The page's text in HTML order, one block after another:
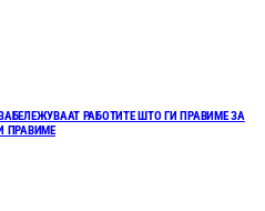
РАБОТИТЕ ШТО ГИ ПРАВИМЕ ЗА
ПРАВИМЕ